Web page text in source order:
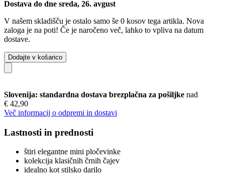
Dostava do dne sreda, 26. avgust
V našem skladišču je ostalo samo še 0 kosov tega artikla. Nova
zaloga je na poti! Če je naročeno več, lahko to vpliva na datum
dostave.
Dodajte v košarico
Slovenija: standardna dostava brezplačna za pošiljke nad
€ 42,90
Več informacij o odpremi in dostavi
Lastnosti in prednosti
štiri elegantne mini pločevinke
kolekcija klasičnih črnih čajev
idealno kot stilsko darilo